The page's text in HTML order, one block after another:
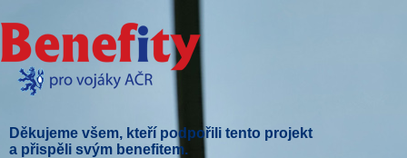
Děkujeme všem, kteří podpořili tento projekt
a přispěli svým benefitem.